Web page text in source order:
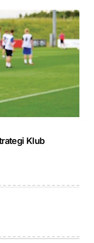
Klub